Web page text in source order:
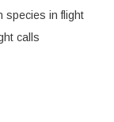
species in flight
calls